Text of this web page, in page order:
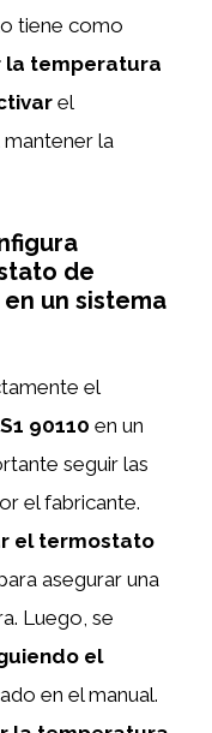
tiene como
la temperatura
el
la
de
un sistema
el
90110 en un
seguir las
el fabricante.
el termostato
asegurar una
Luego, se
el
en el manual.